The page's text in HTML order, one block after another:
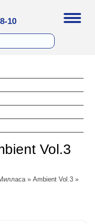
10
Vol.3
»Ambient Vol.3 »